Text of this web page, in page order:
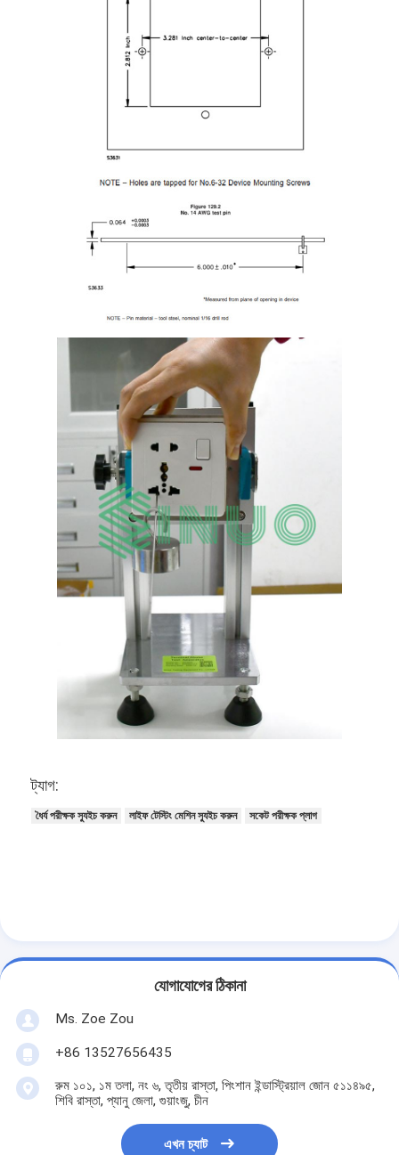
বাড়ি
পণ্য
ভিডিও
কারখানা পরিদর্শন
খবর
ব্যাটারি পরীক্ষার সরঞ্জাম
বৈদ্যুতিক ল্যাবের জন্য পরীক্ষার সরঞ্জাম
লাইফ পরীক্ষক স্যুইচ করুন
নেতৃত্বে পরীক্ষার সরঞ্জাম
ট্যাগ:
ধৈর্য পরীক্ষক স্যুইচ করুন লাইফ টেস্টিং মেশিন স্যুইচ করুন সকেট পরীক্ষক প্লাগ
যোগাযোগের ঠিকানা
Ms. Zoe Zou
+86 13527656435
রুম ১০১, ১ম তলা, নং ৬, তৃতীয় রাস্তা, পিংশান ইন্ডাস্ট্রিয়াল জোন ৫১১৪৯৫,
শিবি রাস্তা, প্যানু জেলা, গুয়াংজু, চীন
এখন চ্যাট